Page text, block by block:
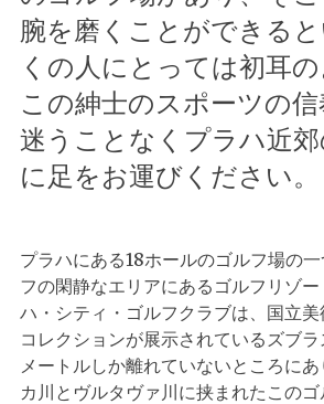
腕を磨くことができる
くの人にとっては初耳の
この紳士のスポーツの
迷うことなくプラハ近
に足をお運びください。
プラハにある18ホールのゴルフ場の
フの閑静なエリアにあるゴルフリゾ
ハ・シティ・ゴルフクラブは、国立
コレクションが展示されているズブ
メートルしか離れていないところに
カ川とヴルタヴァ川に挟まれたこの